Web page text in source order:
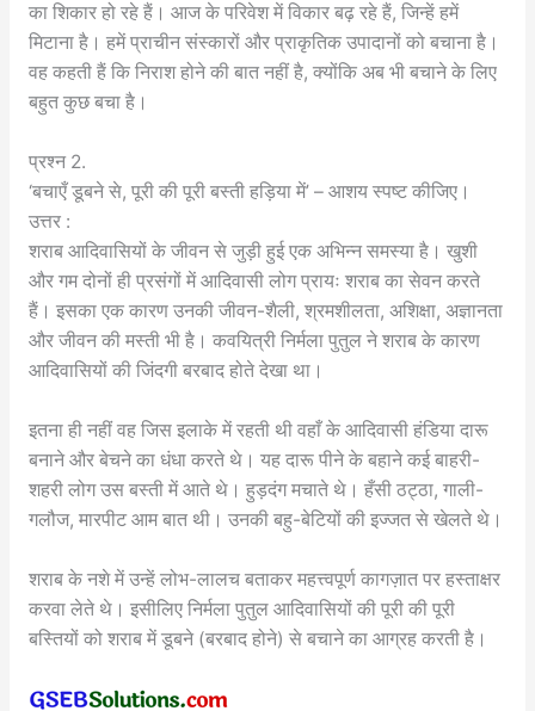
का शिकार हो रहे हैं। आज के परिवेश में विकार बढ़ रहे हैं, जिन्हें हमें
मिटाना है। हमें प्राचीन संस्कारों और प्राकृतिक उपादानों को बचाना है।
वह कहती हैं कि निराश होने की बात नहीं है, क्योंकि अब भी बचाने के लिए
बहुत कुछ बचा है।
प्रश्न 2.
‘बचाएँ डूबने से, पूरी की पूरी बस्ती हड़िया में’ – आशय स्पष्ट कीजिए।
उत्तर :
शराब आदिवासियों के जीवन से जुड़ी हुई एक अभिन्न समस्या है। खुशी
और गम दोनों ही प्रसंगों में आदिवासी लोग प्रायः शराब का सेवन करते
हैं। इसका एक कारण उनकी जीवन-शैली, श्रमशीलता, अशिक्षा, अज्ञानता
और जीवन की मस्ती भी है। कवयित्री निर्मला पुतुल ने शराब के कारण
आदिवासियों की जिंदगी बरबाद होते देखा था।
इतना ही नहीं वह जिस इलाके में रहती थी वहाँ के आदिवासी हंडिया दारू
बनाने और बेचने का धंधा करते थे। यह दारू पीने के बहाने कई बाहरी-
शहरी लोग उस बस्ती में आते थे। हुड़दंग मचाते थे। हँसी ठट्ठा, गाली-
गलौज, मारपीट आम बात थी। उनकी बहु-बेटियों की इज्जत से खेलते थे।
शराब के नशे में उन्हें लोभ-लालच बताकर महत्त्वपूर्ण कागज़ात पर हस्ताक्षर
करवा लेते थे। इसीलिए निर्मला पुतुल आदिवासियों की पूरी की पूरी
बस्तियों को शराब में डूबने (बरबाद होने) से बचाने का आग्रह करती है।